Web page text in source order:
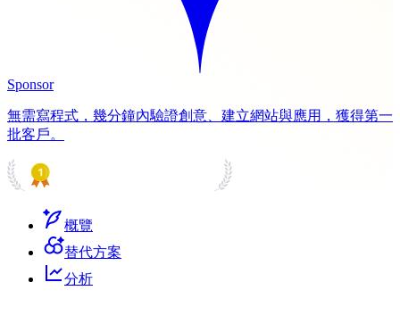
Sponsor
無需寫程式，幾分鐘內驗證創意、建立網站與應用，獲得第一
批客戶。
概覽
替代方案
分析